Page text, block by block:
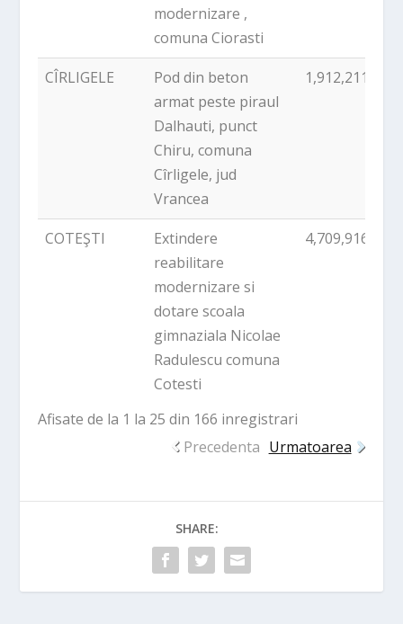
modernizare ,
comuna Ciorasti
CÎRLIGELE
Pod din beton
armat peste piraul
Dalhauti, punct
Chiru, comuna
Cîrligele, jud
Vrancea
1,912,211.00
COTEŞTI
Extindere
reabilitare
modernizare si
dotare scoala
gimnaziala Nicolae
Radulescu comuna
Cotesti
4,709,916.51
Afisate de la 1 la 25 din 166 inregistrari
Precedenta Urmatoarea
SHARE: